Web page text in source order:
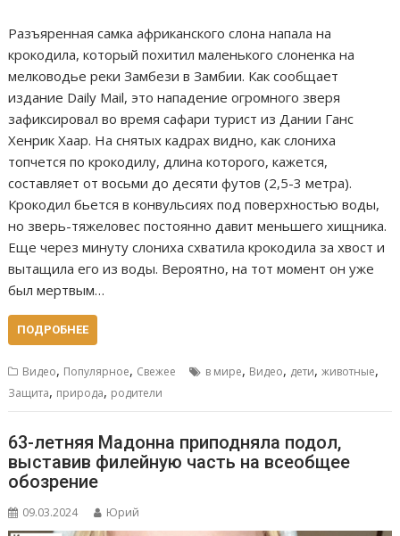
Разъяренная самка африканского слона напала на
крокодила, который похитил маленького слоненка на
мелководье реки Замбези в Замбии. Как сообщает
издание Daily Mail, это нападение огромного зверя
зафиксировал во время сафари турист из Дании Ганс
Хенрик Хаар. На снятых кадрах видно, как слониха
топчется по крокодилу, длина которого, кажется,
составляет от восьми до десяти футов (2,5-3 метра).
Крокодил бьется в конвульсиях под поверхностью воды,
но зверь-тяжеловес постоянно давит меньшего хищника.
Еще через минуту слониха схватила крокодила за хвост и
вытащила его из воды. Вероятно, на тот момент он уже
был мертвым…
ПОДРОБНЕЕ
Видео, Популярное, Свежее в мире, Видео, дети,животные,
Защита, природа, родители
63-летняя Мадонна приподняла подол,
выставив филейную часть на всеобщее
обозрение
09.03.2024 Юрий